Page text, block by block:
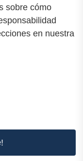
sobre cómo
en nuestra